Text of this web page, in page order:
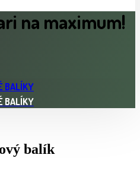
na maximum!
BALÍKY
BALÍKY
balík